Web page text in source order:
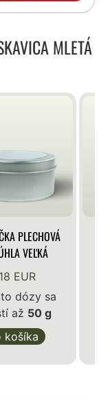
MLETÁ
PLECHOVÁ
VEĽKÁ
EUR
dózy sa
až 50 g
košíka